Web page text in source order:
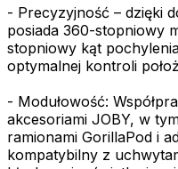
- Precyzyjność – dzięki
posiada 360-stopniowy
stopniowy kąt
optymalnej kontroli
- Modułowość:
akcesoriami JOBY, w
ramionami GorillaPod i
kompatybilny z